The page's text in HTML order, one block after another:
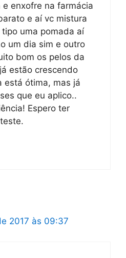
e enxofre na farmácia
e aí vc mistura
uma pomada aí
um dia sim e outro
bom os pelos da
estão crescendo
está ótima, mas já
que eu aplico..
Espero ter
2017 às 09:37